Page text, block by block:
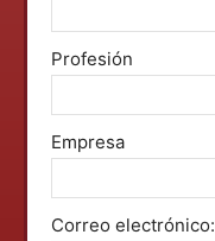
Profesión
Empresa
Correo electrónico: